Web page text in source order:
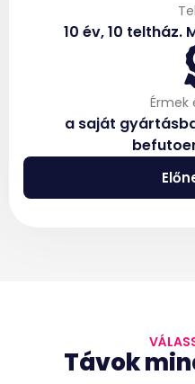
10 év, 10 teltház.
Érmek
a saját
Távok